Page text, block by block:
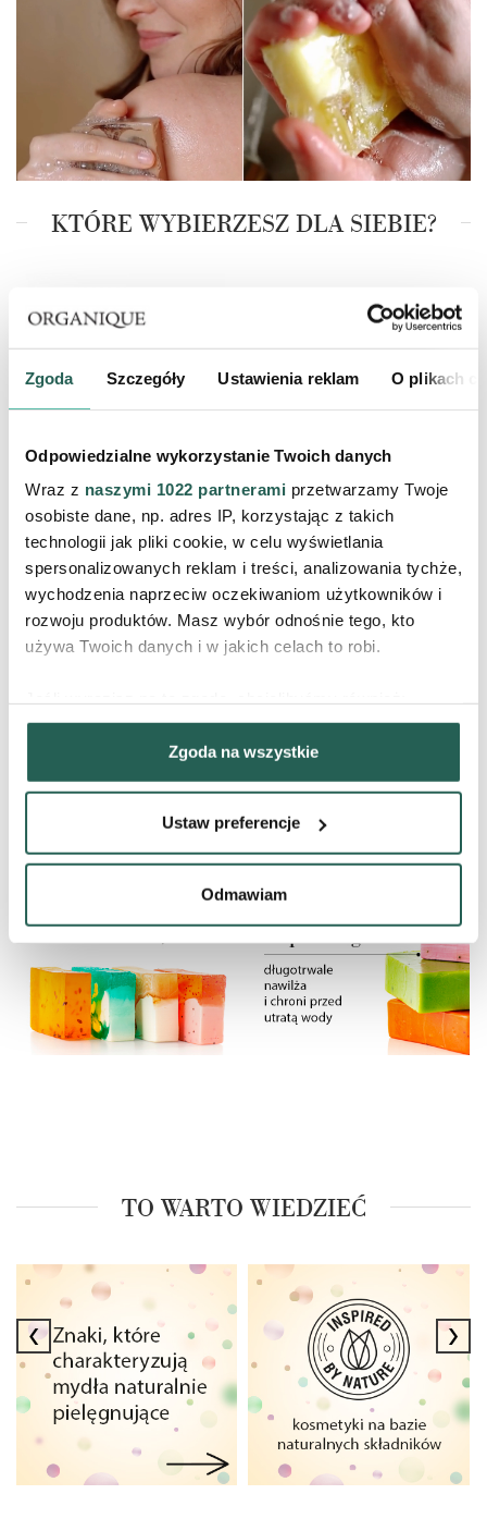
Zgoda Szczegóły Ustawienia reklam O plikach
Odpowiedzialne wykorzystanie Twoich danych
Wraz z naszymi 1022 partnerami przetwarzamy Twoje
osobiste dane, np. adres IP, korzystając z takich
technologii jak pliki cookie, w celu wyświetlania
spersonalizowanych reklam i treści, analizowania tychże,
wychodzenia naprzeciw oczekiwaniom użytkowników i
rozwoju produktów. Masz wybór odnośnie tego, kto
używa Twoich danych i w jakich celach to robi.
Gromadzić dane dotyczące Twojej lokalizacji
geograficznej z dokładnością nawet do kilku metrów
Identyfikować Twoje urządzenie, aktywnie analizując
czyli wirtualny odcisk palca)
Dowiedz się więcej odnośnie tego, jak Twoje osobiste
dane są przetwarzane oraz ustaw własne preferencje w
zmienić lub wycofać swoją zgodę w dowolnej chwili.
Wykorzystujemy pliki cookie do wybranych treści i
reklam, aby oferować Ci funkcje społecznościowe i
analizować ruch w naszych witrynach. Informacje o tym,
Zgoda na wszystkie
Ustaw preferencje
Odmawiam
KTÓRE WYBIERZESZ DLA SIEBIE?
Bloom Essence
Mydła Ręcznie Robione
24,90 zł
PRODUKT CHWILOWO NIEDOSTĘPNY
CO W SOBIE KRYJĄ MYDŁA
TO WARTO WIEDZIEĆ
‹ ›